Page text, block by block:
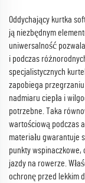
Oddychający kurtka
ją niezbędnym
uniwersalność
i podczas
specjalistycznych
zapobiega
nadmiaru ciepła i
potrzebne. Taka
wartościową podczas
materiału gwarantuje
punkty wspinaczkowe,
jazdy na rowerze.
ochronę przed lekkim